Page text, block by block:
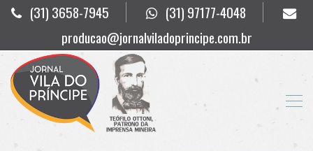
(31) 3658-7945
(31) 97177-4048
producao@jornalviladoprincipe.com.br